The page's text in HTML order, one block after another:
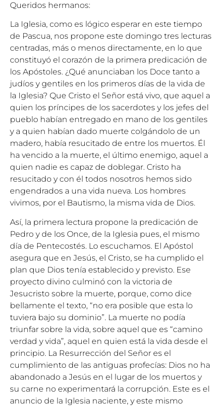
Queridos hermanos:
La Iglesia, como es lógico esperar en este tiempo
de Pascua, nos propone este domingo tres lecturas
centradas, más o menos directamente, en lo que
constituyó el corazón de la primera predicación de
los Apóstoles. ¿Qué anunciaban los Doce tanto a
judíos y gentiles en los primeros días de la vida de
la Iglesia? Que Cristo el Señor está vivo, que aquel a
quien los príncipes de los sacerdotes y los jefes del
pueblo habían entregado en mano de los gentiles
y a quien habían dado muerte colgándolo de un
madero, había resucitado de entre los muertos. Él
ha vencido a la muerte, el último enemigo, aquel a
quien nadie es capaz de doblegar. Cristo ha
resucitado y con él todos nosotros hemos sido
engendrados a una vida nueva. Los hombres
vivimos, por el Bautismo, la misma vida de Dios.
Así, la primera lectura propone la predicación de
Pedro y de los Once, de la Iglesia pues, el mismo
día de Pentecostés. Lo escuchamos. El Apóstol
asegura que en Jesús, el Cristo, se ha cumplido el
plan que Dios tenía establecido y previsto. Ese
proyecto divino culminó con la victoria de
Jesucristo sobre la muerte, porque, como dice
bellamente el texto, “no era posible que esta lo
tuviera bajo su dominio”. La muerte no podía
triunfar sobre la vida, sobre aquel que es “camino
verdad y vida”, aquel en quien está la vida desde el
principio. La Resurrección del Señor es el
cumplimiento de las antiguas profecías: Dios no ha
abandonado a Jesús en el lugar de los muertos y
su carne no experimentará la corrupción. Este es el
anuncio de la Iglesia naciente, y este mismo